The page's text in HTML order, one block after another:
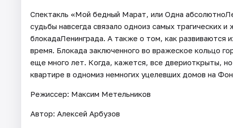
Спектакль «Мой бедный Марат, или Одна
судьбы навсегда связало одноиз самых трагических
блокадаЛенинграда. А также о том, как развиваются
время. Блокада заключенного во вражеское кольцо
еще много лет. Когда, кажется, все двериоткрыты,
квартире в одномиз немногих уцелевших домов на
Режиссер: Максим Метельников
Автор: Алексей Арбузов